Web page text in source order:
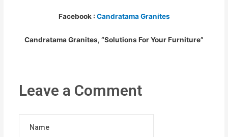
Facebook : Candratama Granites
Candratama Granites, “Solutions For Your Furniture”
Leave a Comment